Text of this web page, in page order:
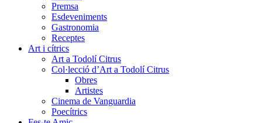
Premsa
Esdeveniments
Gastronomia
Receptes
Art i cítrics
Art a Todolí Citrus
Col·lecció d’Art a Todolí Citrus
Obres
Artistes
Cinema de Vanguardia
Poecítrics